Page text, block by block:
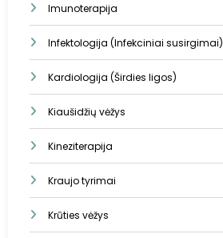
Imunoterapija
Infektologija (Infekciniai susirgimai)
Kardiologija (Širdies ligos)
Kiaušidžių vėžys
Kineziterapija
Kraujo tyrimai
Krūties vėžys